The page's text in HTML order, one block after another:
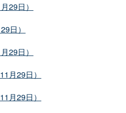
29日）
日）
29日）
月29日）
月29日）